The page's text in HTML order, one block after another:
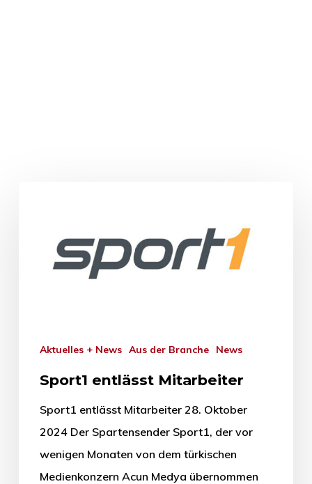
Aktuelles + News Aus der Branche News
Sport1 entlässt Mitarbeiter
Sport1 entlässt Mitarbeiter 28. Oktober
2024 Der Spartensender Sport1, der vor
wenigen Monaten von dem türkischen
Medienkonzern Acun Medya übernommen